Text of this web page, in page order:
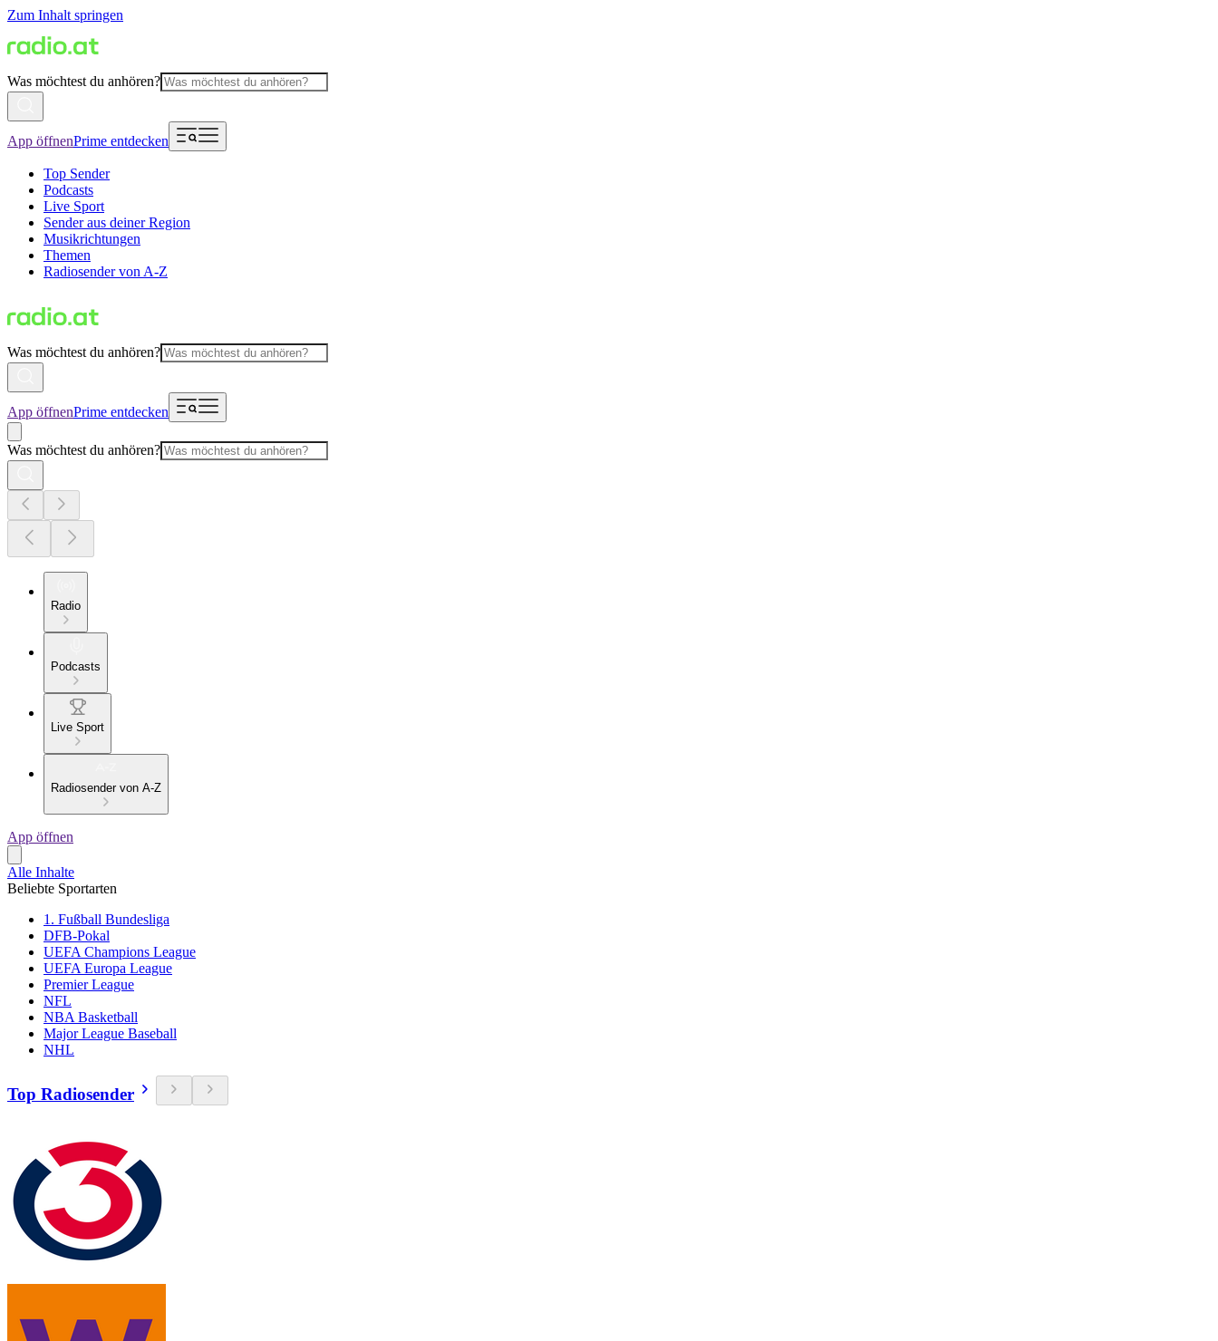
Zum Inhalt springen
Was möchtest du anhören?
App öffnenPrime entdecken
Top Sender
Podcasts
Live Sport
Sender aus deiner Region
Musikrichtungen
Themen
Radiosender von A-Z
Was möchtest du anhören?
App öffnenPrime entdecken
Was möchtest du anhören?
Radio
Podcasts
Live Sport
Radiosender von A-Z
App öffnen
Alle Inhalte
Beliebte Sportarten
1. Fußball Bundesliga
DFB-Pokal
UEFA Champions League
UEFA Europa League
Premier League
NFL
NBA Basketball
Major League Baseball
NHL
Top Radiosender